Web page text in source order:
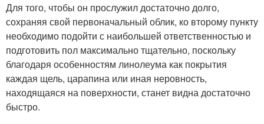
Для того, чтобы он прослужил достаточно долго,
сохраняя свой первоначальный облик, ко второму пункту
необходимо подойти с наибольшей ответственностью и
подготовить пол максимально тщательно, поскольку
благодаря особенностям линолеума как покрытия
каждая щель, царапина или иная неровность,
находящаяся на поверхности, станет видна достаточно
быстро.